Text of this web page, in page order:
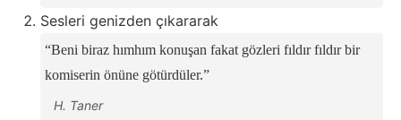
Sesleri genizden çıkararak
Beni biraz hımhım konuşan fakat gözleri fıldır fıldır bir
komiserin önüne götürdüler.
H. Taner